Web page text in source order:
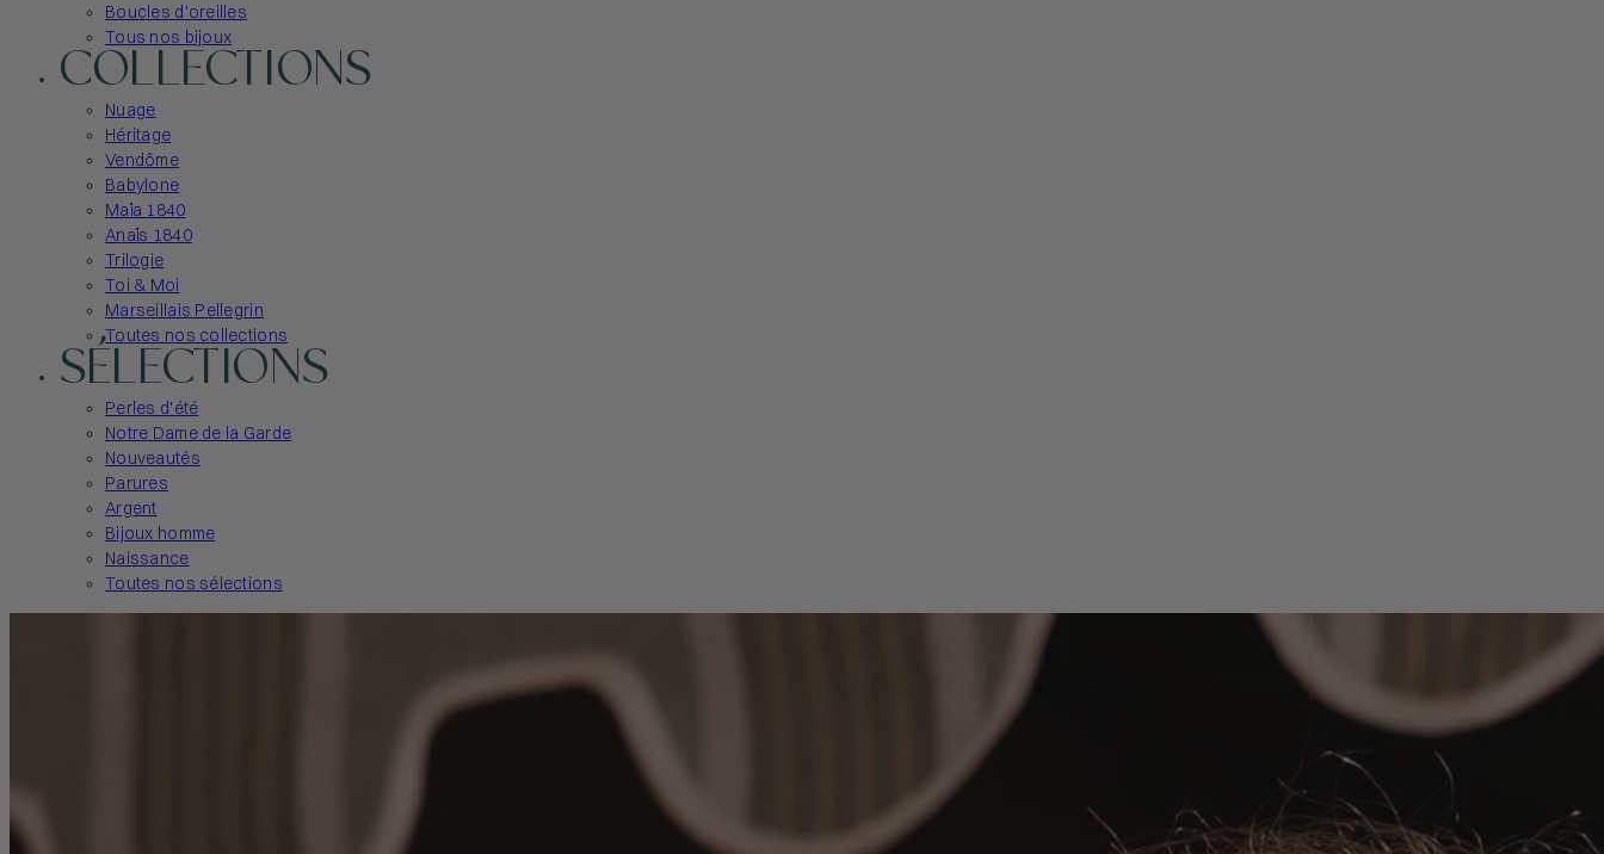
Boucles d'oreilles
Tous nos bijoux
COLLECTIONS
Nuage
Héritage
Vendôme
Babylone
Maïa 1840
Anaïs 1840
Trilogie
Toi & Moi
Marseillais Pellegrin
Toutes nos collections
SÉLECTIONS
Perles d'été
Notre Dame de la Garde
Nouveautés
Parures
Argent
Bijoux homme
Naissance
Toutes nos sélections